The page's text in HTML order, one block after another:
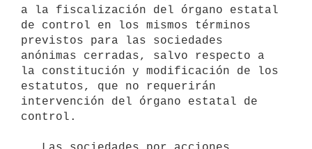
a la fiscalización del órgano estatal
de control en los mismos términos
previstos para las sociedades
anónimas cerradas, salvo respecto a
la constitución y modificación de los
estatutos, que no requerirán
intervención del órgano estatal de
control.